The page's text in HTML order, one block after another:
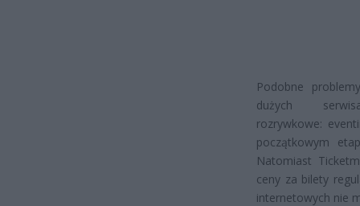
Podobne
dużych
rozrywkowe:
początkowym
Natomiast
ceny za bilety
internetowych nie